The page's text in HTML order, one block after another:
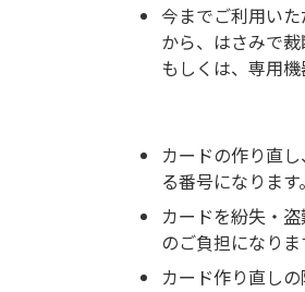
今までご利用い
から、はさみで
もしくは、専用
カードの作り直
る番号になります。
カードを紛失・
のご負担になりま
カード作り直し